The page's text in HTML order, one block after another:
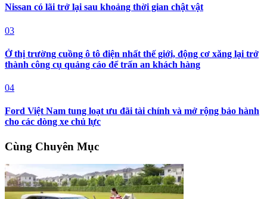
Nissan có lãi trở lại sau khoảng thời gian chật vật
03
Ở thị trường cuồng ô tô điện nhất thế giới, động cơ xăng lại trở
thành công cụ quảng cáo để trấn an khách hàng
04
Ford Việt Nam tung loạt ưu đãi tài chính và mở rộng bảo hành
cho các dòng xe chủ lực
Cùng Chuyên Mục